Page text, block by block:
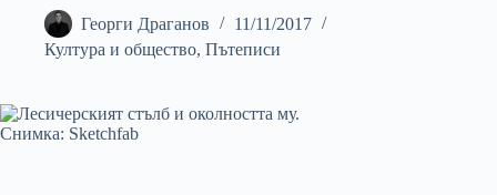
Георги Драганов
11/11/2017
Култура и общество, Пътеписи